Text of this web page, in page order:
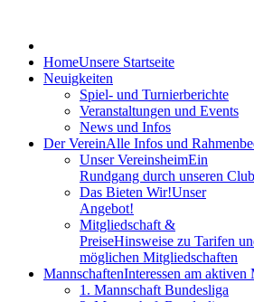
HomeUnsere Startseite
Neuigkeiten
Spiel- und Turnierberichte
Veranstaltungen und Events
News und Infos
Der VereinAlle Infos und
Unser VereinsheimEin
Rundgang durch unseren
Das Bieten Wir!Unser
Angebot!
Mitgliedschaft &
PreiseHinsweise zu Tarifen
möglichen Mitgliedschaften
MannschaftenInteressen am aktiven
1. Mannschaft Bundesliga